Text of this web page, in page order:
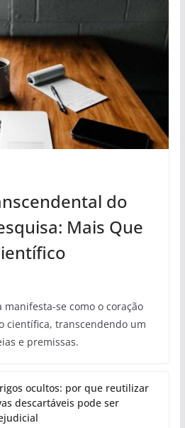
do
Mais Que
se como o coração
científica, transcendendo um
e premissas.
ocultos: por que reutilizar
descartáveis pode ser